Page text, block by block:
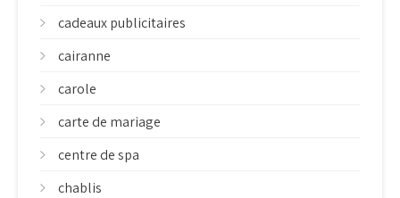
cadeaux publicitaires
cairanne
carole
carte de mariage
centre de spa
chablis